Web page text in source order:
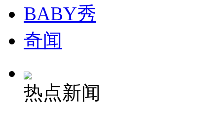
司机酒驾遇交警 急速倒车逃窜
BABY秀
奇闻
热点新闻